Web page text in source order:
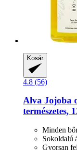
Kosár
4.8 (56)
Alva Jojoba
természetes,
Minden
Sokoldalú
Gyorsan